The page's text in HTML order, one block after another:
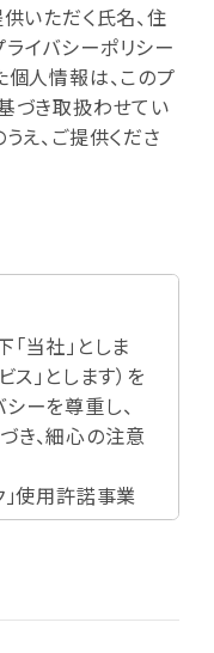
いただく氏名、住
イバシーポリシー
個人情報は、このプ
づき取扱わせてい
え、ご提供くださ
当社」としま
ス」とします）を
ーを尊重し、
き、細心の注意
使用許諾事業